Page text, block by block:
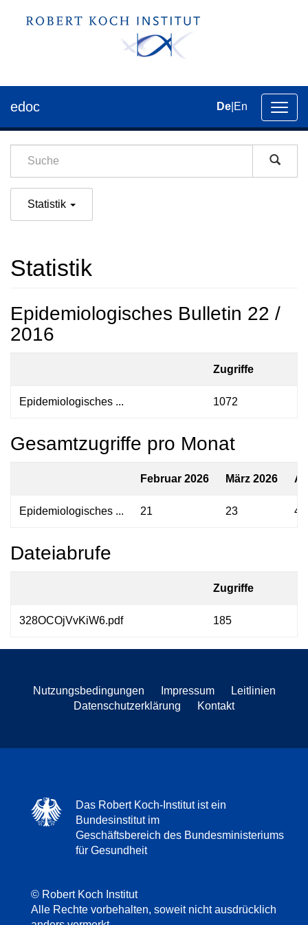
der
edoc De En
Statistik
Statistik
Epidemiologisches Bulletin 22 /
2016
Zugriffe
Epidemiologisches ... 1072
Gesamtzugriffe pro Monat
Februar 2026 März 2026
Epidemiologisches ... 21 23 40
Dateiabrufe
Zugriffe
328OCOjVvKiW6.pdf 185
Nutzungsbedingungen Impressum
Leitlinien
Datenschutzerklärung
Kontakt
Das Robert Koch-Institut ist ein
Bundesinstitut im
Geschäftsbereich des Bundesministeriums
für Gesundheit
© Robert Koch Institut
Alle Rechte vorbehalten, soweit nicht ausdrücklich